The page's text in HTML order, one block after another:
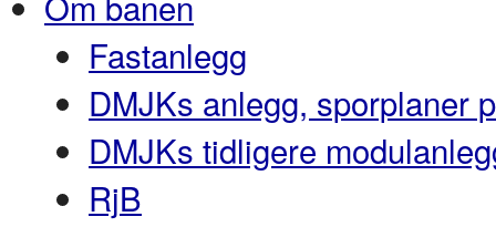
Fastanlegg
DMJKs anlegg, sporplaner
DMJKs tidligere
RjB